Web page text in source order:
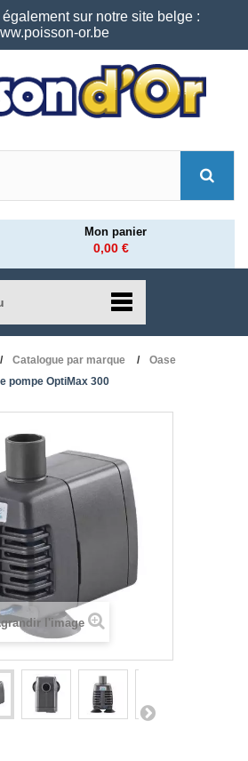
sur notre site belge :
or.be
Mon panier
0,00 €
Catalogue par marque
Oase
pompe OptiMax 300
l'image